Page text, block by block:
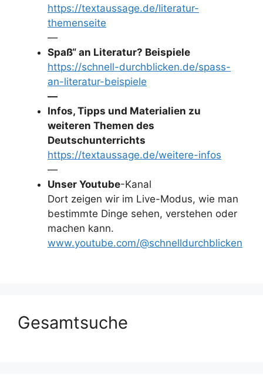
https://textaussage.de/literatur-
themenseite
—
Spaß“ an Literatur? Beispiele
https://schnell-durchblicken.de/spass-
an-literatur-beispiele
—
Infos, Tipps und Materialien zu
weiteren Themen des
Deutschunterrichts
https://textaussage.de/weitere-infos
—
Unser Youtube-Kanal
Dort zeigen wir im Live-Modus, wie man
bestimmte Dinge sehen, verstehen oder
machen kann.
www.youtube.com/@schnelldurchblicken
Gesamtsuche